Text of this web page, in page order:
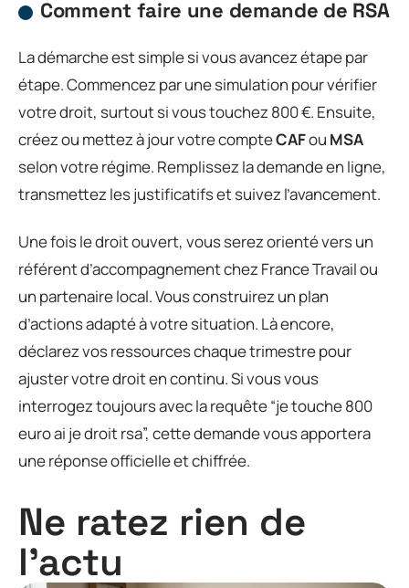
Comment faire une demande de RSA
La démarche est simple si vous avancez étape par
étape. Commencez par une simulation pour vérifier
votre droit, surtout si vous touchez 800 €. Ensuite,
créez ou mettez à jour votre compteCAFou MSA
selon votre régime. Remplissez la demande en ligne,
transmettez les justificatifs et suivez l’avancement.
Une fois le droit ouvert, vous serez orienté vers un
référent d’accompagnement chez France Travail ou
un partenaire local. Vous construirez un plan
d’actions adapté à votre situation. Là encore,
déclarez vos ressources chaque trimestre pour
ajuster votre droit en continu. Si vous vous
interrogez toujours avec la requête “je touche 800
euro ai je droit rsa”, cette demande vous apportera
une réponse officielle et chiffrée.
Ne ratez rien de
l'actu